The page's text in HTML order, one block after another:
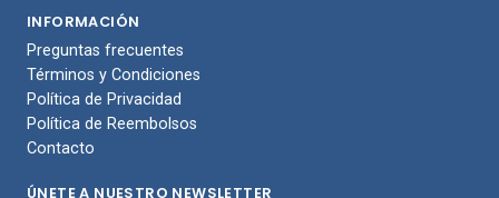
INFORMACIÓN
Preguntas frecuentes
Términos y Condiciones
Política de Privacidad
Política de Reembolsos
Contacto
ÚNETE A NUESTRO NEWSLETTER